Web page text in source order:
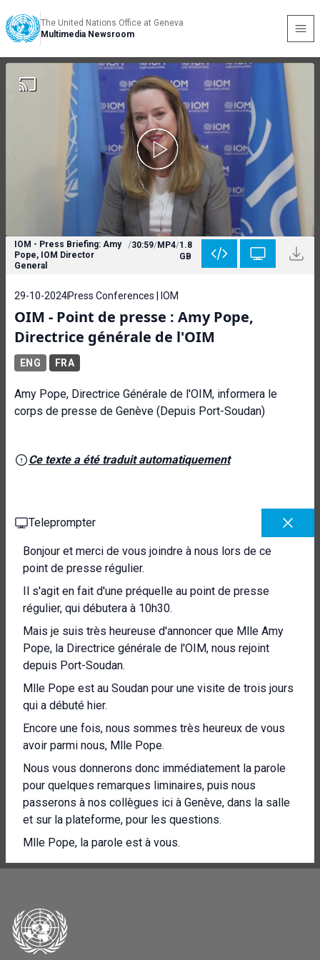
The United Nations Office at Geneva
Multimedia Newsroom
IOM - Press Briefing: Amy
Pope, IOM Director
General
/30:59/MP4/1.8
GB
29-10-2024Press Conferences | IOM
OIM - Point de presse : Amy Pope,
Directrice générale de l'OIM
ENG FRA
Amy Pope, Directrice Générale de l'OIM, informera le
corps de presse de Genève (Depuis Port-Soudan)
Ce texte a été traduit automatiquement
Teleprompter
Bonjour et merci de vous joindre à nous lors de ce
point de presse régulier.
Il s'agit en fait d'une préquelle au point de presse
régulier, qui débutera à 10h30.
Mais je suis très heureuse d'annoncer que Mlle Amy
Pope, la Directrice générale de l'OIM, nous rejoint
depuis Port-Soudan.
Mlle Pope est au Soudan pour une visite de trois jours
qui a débuté hier.
Encore une fois, nous sommes très heureux de vous
avoir parmi nous, Mlle Pope.
Nous vous donnerons donc immédiatement la parole
pour quelques remarques liminaires, puis nous
passerons à nos collègues ici à Genève, dans la salle
et sur la plateforme, pour les questions.
Mlle Pope, la parole est à vous.
Nous n'avons pas de son, désolée.
[Autre langue parlée]
[Autre langue parlée]
Bien fait.